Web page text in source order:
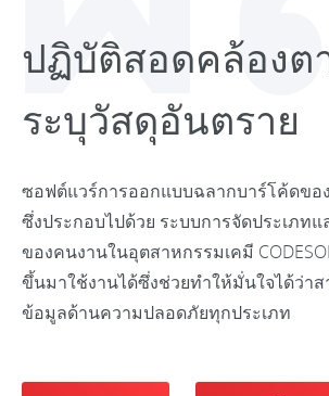
ปฏิบัติสอดคล้องต
ระบุวัสดุอันตราย
ซอฟต์แวร์การออกแบบฉลากบาร์โค้ดขอ
ซึ่งประกอบไปด้วย ระบบการจัดประเภท
ของคนงานในอุตสาหกรรมเคมี
ขึ้นมาใช้งานได้ซึ่งช่วยทำให้มั่นใจได้ว่า
ข้อมูลด้านความปลอดภัยทุกประเภท